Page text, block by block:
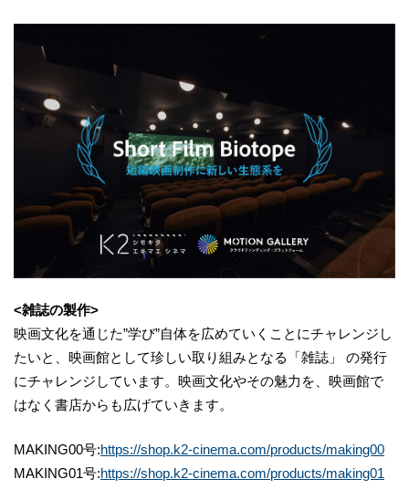
<雑誌の製作>
映画文化を通じた”学び”自体を広めていくことにチャレンジし
たいと、映画館として珍しい取り組みとなる「雑誌」 の発行
にチャレンジしています。映画文化やその魅力を、映画館で
はなく書店からも広げていきます。
MAKING00号:https://shop.k2-cinema.com/products/making00
MAKING01号:https://shop.k2-cinema.com/products/making01